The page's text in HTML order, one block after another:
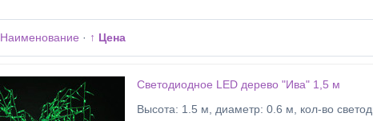
Наименование · ↑ Цена
Светодиодное LED дерево "Ива" 1,5 м
Высота: 1.5 м, диаметр: 0.6 м, кол-во